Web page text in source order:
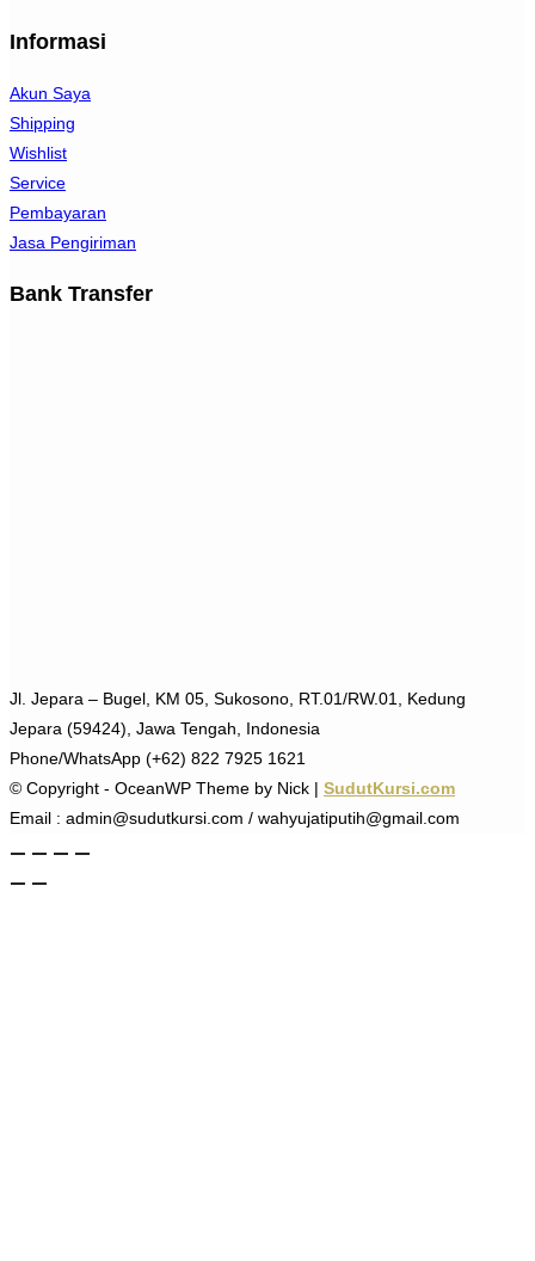
Informasi
Akun Saya
Shipping
Wishlist
Service
Pembayaran
Jasa Pengiriman
Bank Transfer
Jl. Jepara – Bugel, KM 05, Sukosono, RT.01/RW.01, Kedung
Jepara (59424), Jawa Tengah, Indonesia
Phone/WhatsApp (+62) 822 7925 1621
© Copyright - OceanWP Theme by Nick | SudutKursi.com
Email : admin@sudutkursi.com / wahyujatiputih@gmail.com